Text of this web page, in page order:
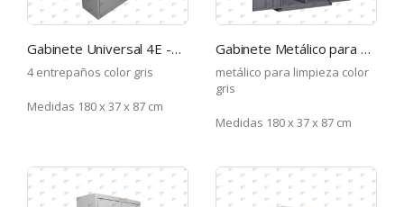
Gabinete Universal 4E -GR
4 entrepaños color gris
Medidas 180 x 37 x 87 cm
Gabinete Metálico para Limpieza -GR
metálico para limpieza color
gris
Medidas 180 x 37 x 87 cm